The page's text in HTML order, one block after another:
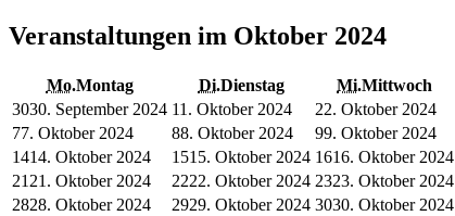
Veranstaltungen im Oktober 2024
Mo.Montag Di.Dienstag Mi.Mittwoch
3030. September 2024 11. Oktober 2024 22. Oktober 2024
77. Oktober 2024 88. Oktober 2024 99. Oktober 2024
1414. Oktober 2024 1515. Oktober 2024 1616. Oktober 2024
21 21. Oktober 2024 2222. Oktober 2024 2323. Oktober 2024
2828. Oktober 2024 2929. Oktober 2024 3030. Oktober 2024